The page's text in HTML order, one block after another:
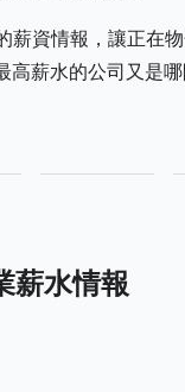
資情報，讓正在
薪水的公司又是哪
薪水情報